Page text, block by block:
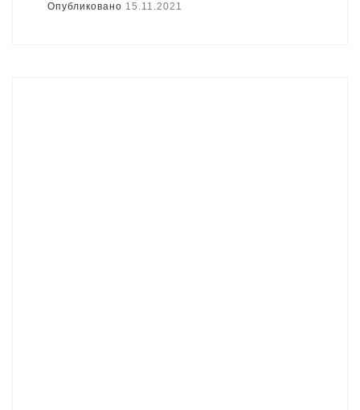
Опубликовано 15.11.2021